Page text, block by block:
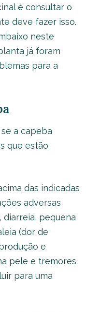
é consultar o
deve fazer isso.
neste
já foram
para a
a capeba
que estão
das indicadas
adversas
diarreia, pequena
(dor de
e
pele e tremores
para uma